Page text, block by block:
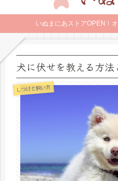
いぬまにあストアOPEN！
犬に伏せを教える方
しつけと飼い方